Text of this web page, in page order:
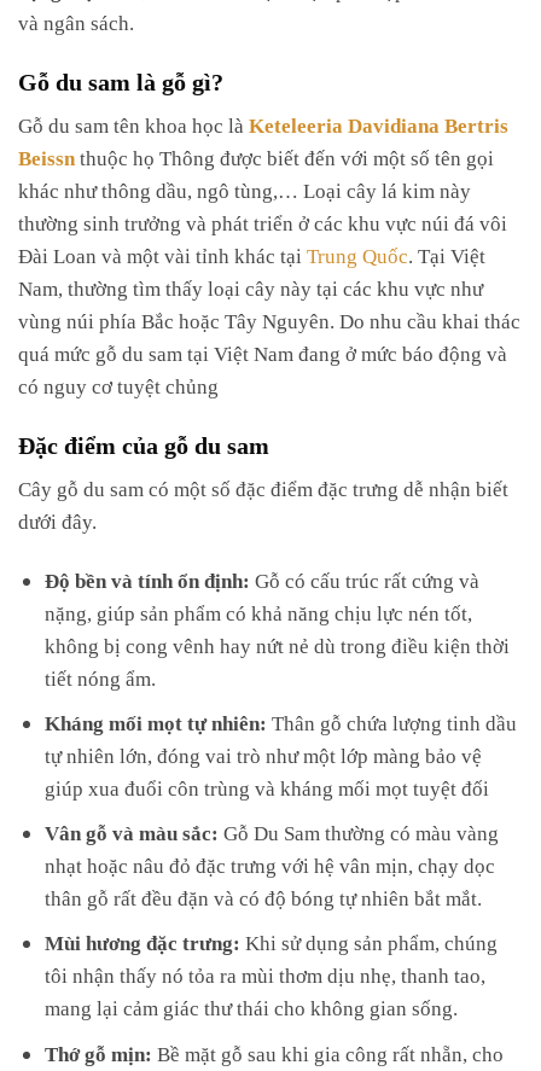
và ngân sách.
Gỗ du sam là gỗ gì?
Gỗ du sam tên khoa học là Keteleeria Davidiana Bertris
Beissn thuộc họ Thông được biết đến với một số tên gọi
khác như thông dầu, ngô tùng,… Loại cây lá kim này
thường sinh trưởng và phát triển ở các khu vực núi đá vôi
Đài Loan và một vài tỉnh khác tại Trung Quốc . Tại Việt
Nam, thường tìm thấy loại cây này tại các khu vực như
vùng núi phía Bắc hoặc Tây Nguyên. Do nhu cầu khai thác
quá mức gỗ du sam tại Việt Nam đang ở mức báo động và
có nguy cơ tuyệt chủng
Đặc điểm của gỗ du sam
Cây gỗ du sam có một số đặc điểm đặc trưng dễ nhận biết
dưới đây.
Độ bền và tính ổn định: Gỗ có cấu trúc rất cứng và
nặng, giúp sản phẩm có khả năng chịu lực nén tốt,
không bị cong vênh hay nứt nẻ dù trong điều kiện thời
tiết nóng ẩm.
Kháng mối mọt tự nhiên: Thân gỗ chứa lượng tinh dầu
tự nhiên lớn, đóng vai trò như một lớp màng bảo vệ
giúp xua đuổi côn trùng và kháng mối mọt tuyệt đối
Vân gỗ và màu sắc: Gỗ Du Sam thường có màu vàng
nhạt hoặc nâu đỏ đặc trưng với hệ vân mịn, chạy dọc
thân gỗ rất đều đặn và có độ bóng tự nhiên bắt mắt.
Mùi hương đặc trưng: Khi sử dụng sản phẩm, chúng
tôi nhận thấy nó tỏa ra mùi thơm dịu nhẹ, thanh tao,
mang lại cảm giác thư thái cho không gian sống.
Thớ gỗ mịn: Bề mặt gỗ sau khi gia công rất nhẵn, cho